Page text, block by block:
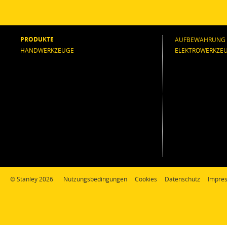
PRODUKTE
HANDWERKZEUGE
AUFBEWAHRUNG
© Stanley 2026 Nutzungsbedingungen Cookies Datenschutz